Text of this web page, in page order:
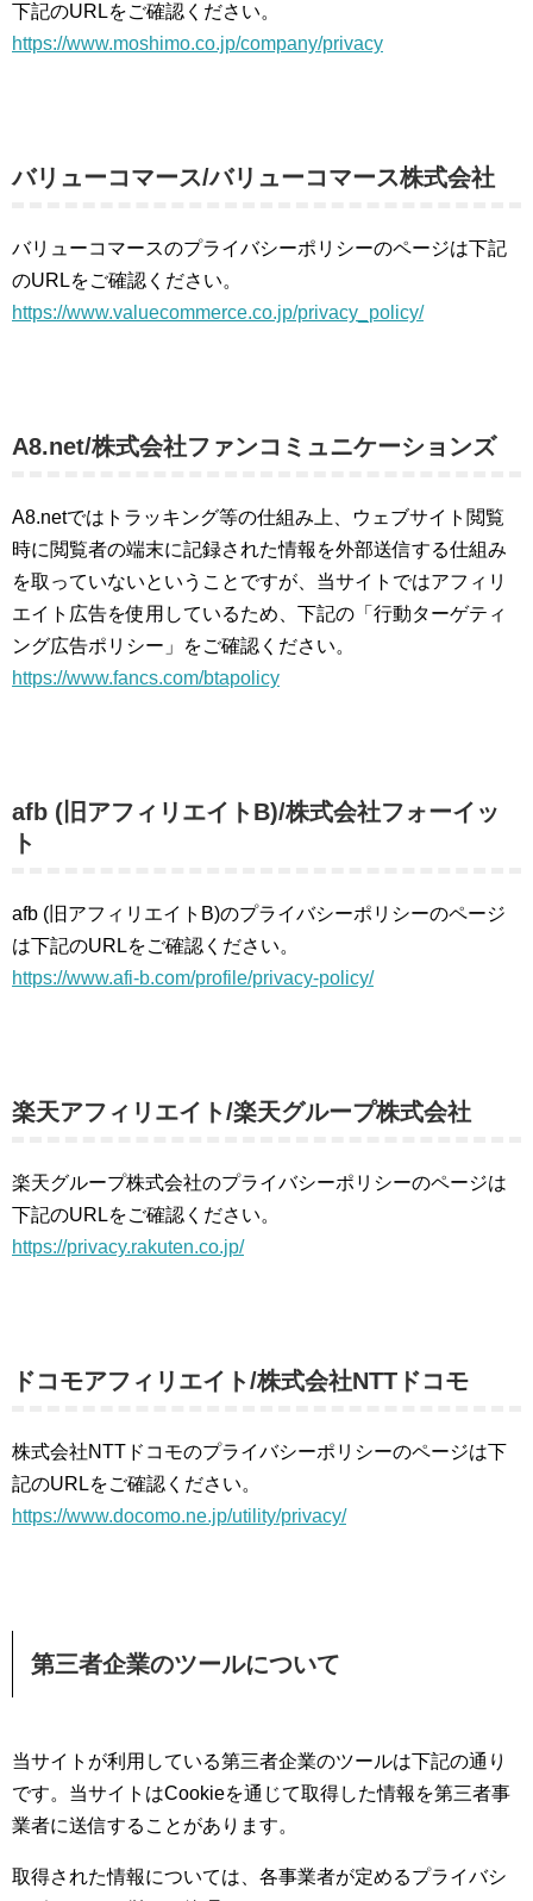
下記のURLをご確認ください。
https://www.moshimo.co.jp/company/privacy
バリューコマース/バリューコマース株式会社
バリューコマースのプライバシーポリシーのページは下記
のURLをご確認ください。
https://www.valuecommerce.co.jp/privacy_policy/
A8.net/株式会社ファンコミュニケーションズ
A8.netではトラッキング等の仕組み上、ウェブサイト閲覧
時に閲覧者の端末に記録された情報を外部送信する仕組み
を取っていないということですが、当サイトではアフィリ
エイト広告を使用しているため、下記の「行動ターゲティ
ング広告ポリシー」をご確認ください。
https://www.fancs.com/btapolicy
afb (旧アフィリエイトB)/株式会社フォーイッ
ト
afb (旧アフィリエイトB)のプライバシーポリシーのページ
は下記のURLをご確認ください。
https://www.afi-b.com/profile/privacy-policy/
楽天アフィリエイト/楽天グループ株式会社
楽天グループ株式会社のプライバシーポリシーのページは
下記のURLをご確認ください。
https://privacy.rakuten.co.jp/
ドコモアフィリエイト/株式会社NTTドコモ
株式会社NTTドコモのプライバシーポリシーのページは下
記のURLをご確認ください。
https://www.docomo.ne.jp/utility/privacy/
第三者企業のツールについて
当サイトが利用している第三者企業のツールは下記の通り
です。当サイトはCookieを通じて取得した情報を第三者事
業者に送信することがあります。
取得された情報については、各事業者が定めるプライバシ